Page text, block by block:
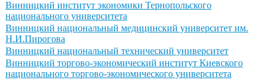
Винницкий институт экономики Тернопольского
национального университета
Винницкий национальный медицинский университет им.
Н.И.Пирогова
Винницкий национальный технический университет
Винницкий торгово-экономический институт Киевского
национального торгово-экономического университета